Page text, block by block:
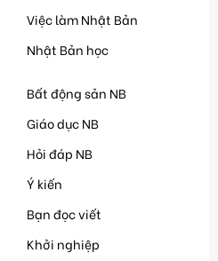
Việc làm Nhật Bản
Nhật Bản học
Bất động sản NB
Giáo dục NB
Hỏi đáp NB
Ý kiến
Bạn đọc viết
Khởi nghiệp